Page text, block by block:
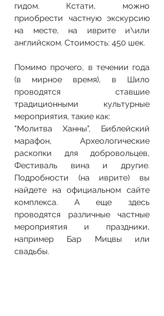
гидом. Кстати, можно
приобрести частную экскурсию
на месте, на иврите и\или
английском. Стоимость: 450 шек.
Помимо прочего, в течении года
(в мирное время), в Шило
проводятся ставшие
традиционными культурные
мероприятия, такие как:
"Молитва Ханны", Библейский
марафон, Археологические
раскопки для добровольцев,
Фестиваль вина и другие.
Подробности (на иврите) вы
найдете на официальном сайте
комплекса. А еще здесь
проводятся различные частные
мероприятия и праздники,
например Бар Мицвы или
свадьбы.